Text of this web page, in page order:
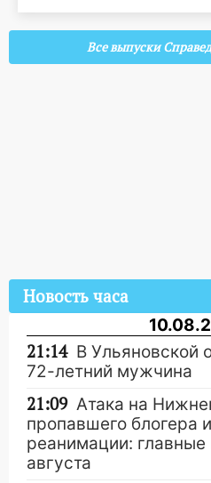
Все выпуски
Новость часа
21:14 В Ульяновской
72-летний мужчина
21:09 Атака на
пропавшего блогера
реанимации: главные
августа